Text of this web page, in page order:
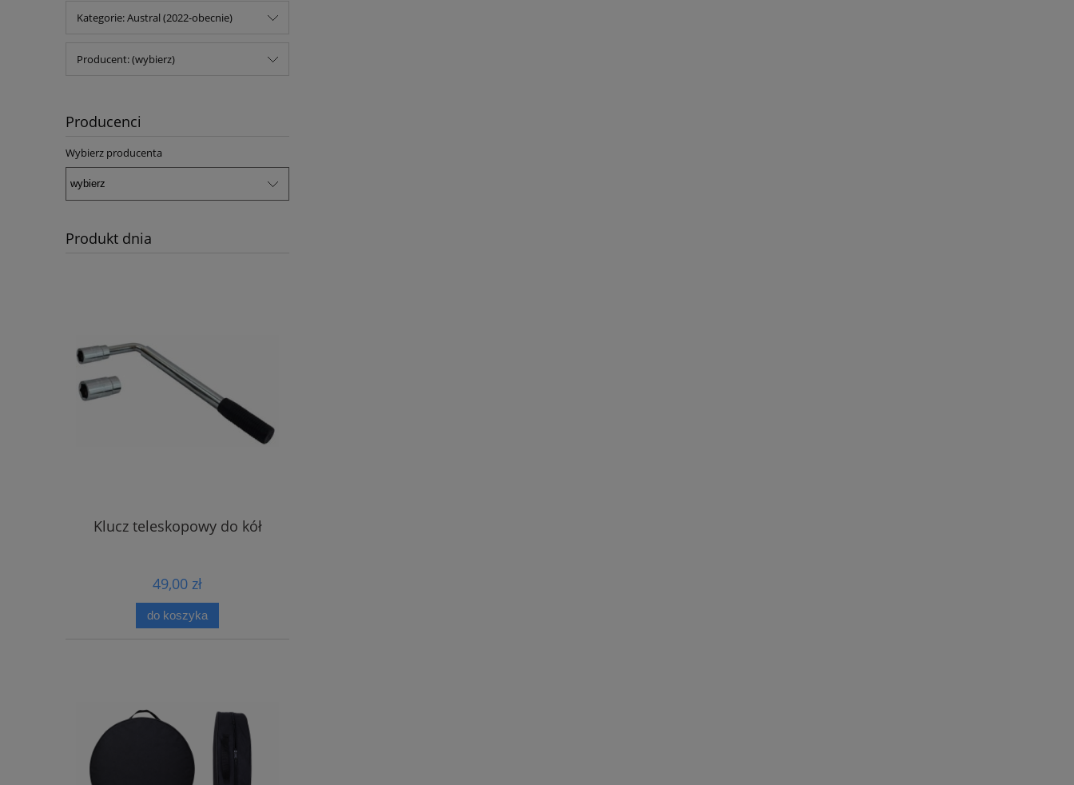
Kategorie: Austral (2022-obecnie)
Producent: (wybierz)
Producenci
Wybierz producenta
Produkt dnia
Klucz teleskopowy do kół
49,00 zł
do koszyka